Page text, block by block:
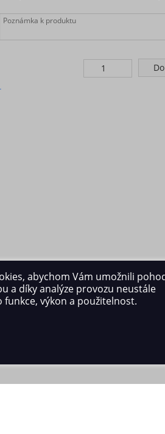
.
0 Kč
0×
abychom Vám umožnili
a díky analýze provozu neustále
funkce, výkon a použitelnost.